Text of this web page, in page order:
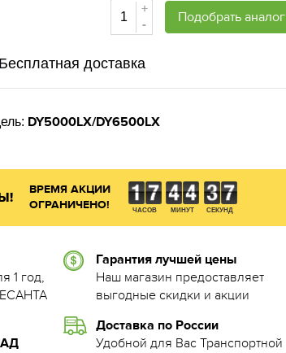
+
-
Подобрать аналог
Бесплатная доставка
DY5000LX/DY6500LX
ВРЕМЯ АКЦИИ
ОГРАНИЧЕНО!
ЧАСОВ МИНУТ СЕКУНД
1 год,
Гарантия лучшей цены
Наш магазин предоставляет
выгодные скидки и акции
Доставка по России
Удобной для Вас Транспортной